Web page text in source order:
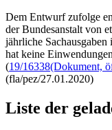
Dem Entwurf zufolge
der Bundesanstalt von
jährliche
hat keine
(19/16338(Dokument,
(fla/pez/27.01.2020)
Liste der